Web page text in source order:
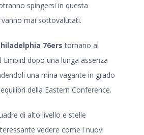
spingersi in questa
mai sottovalutati.
76ers tornano al
Embiid dopo una lunga assenza
una mina vagante in grado
della Eastern Conference.
di alto livello e stelle
vedere come i nuovi